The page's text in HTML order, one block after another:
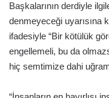
Başkalarının derdiyle
denmeyeceği uyarısına
ifadesiyle “Bir kötülük
engellemeli, bu da
hiç semtimize dahi